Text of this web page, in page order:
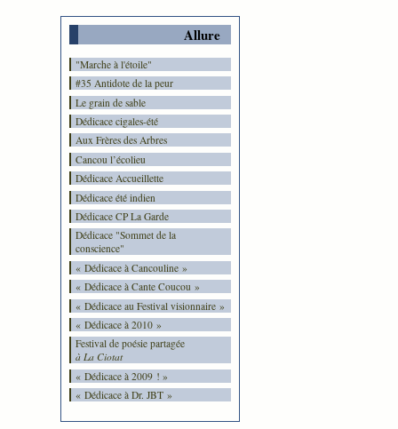
Allure
"Marche à l'étoile"
#35 Antidote de la peur
Le grain de sable
Dédicace cigales-été
Aux Frères des Arbres
Cancou l’écolieu
Dédicace Accueillette
Dédicace été indien
Dédicace CP La Garde
Dédicace "Sommet de la
conscience"
« Dédicace à Cancouline »
« Dédicace à Cante Coucou »
« Dédicace au Festival visionnaire »
« Dédicace à 2010 »
Festival de poésie partagée
à La Ciotat
« Dédicace à 2009 ! »
« Dédicace à Dr. JBT »